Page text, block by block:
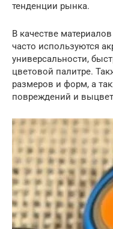
тенденции рынка.
В качестве
часто используются
универсальности,
цветовой палитре.
размеров и форм, а
повреждений и